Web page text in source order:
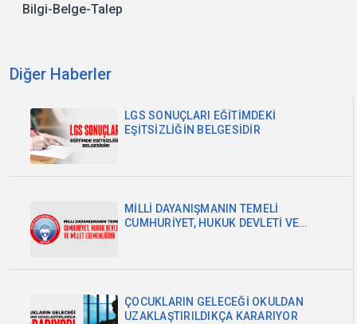
Bilgi-Belge-Talep
Diğer Haberler
LGS SONUÇLARI EĞİTİMDEKİ
EŞİTSİZLİĞİN BELGESİDİR
MİLLİ DAYANIŞMANIN TEMELİ
CUMHURİYET, HUKUK DEVLETİ VE
ÇOCUKLARIN GELECEĞİ OKULDAN
UZAKLAŞTIRILDIKÇA KARARIYOR